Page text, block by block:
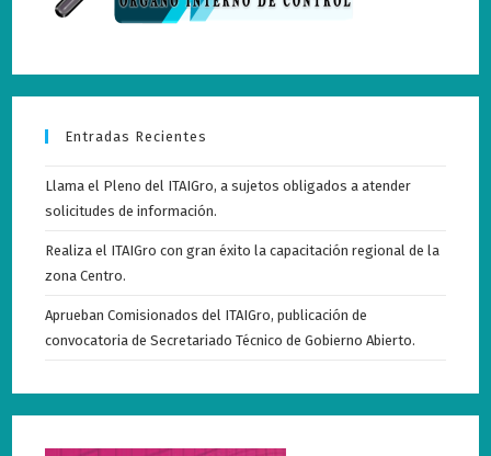
Entradas Recientes
Llama el Pleno del ITAIGro, a sujetos obligados a atender
solicitudes de información.
Realiza el ITAIGro con gran éxito la capacitación regional de la
zona Centro.
Aprueban Comisionados del ITAIGro, publicación de
convocatoria de Secretariado Técnico de Gobierno Abierto.